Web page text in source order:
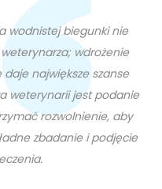
wodnistej biegunki nie
wdrożenie
największe szanse
weterynarii jest podanie
rozwolnienie, aby
zbadanie i podjęcie